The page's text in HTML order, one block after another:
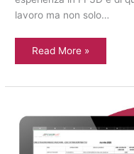
lavoro ma non solo…
Read More »
Applicazione
Gestione
Trasporti